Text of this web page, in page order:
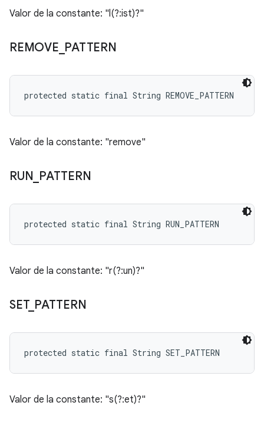
Valor de la constante: "l(?:ist)?"
REMOVE PATTERN
protected static final String REMOVE_PATTERN
Valor de la constante: "remove"
RUN PATTERN
protected static final String RUN_PATTERN
Valor de la constante: "r(?:un)?"
SET_ PATTERN
protected static final String SET_PATTERN
Valor de la constante: "s(?:et)?"